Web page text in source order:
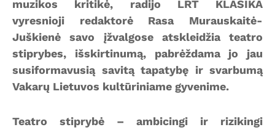
muzikos kritikė, radijo LRT KLASIKA
vyresnioji redaktorė Rasa Murauskaitė-
Juškienė savo įžvalgose atskleidžia teatro
stiprybes, išskirtinumą, pabrėždama jo jau
susiformavusią savitą tapatybę ir svarbumą
Vakarų Lietuvos kultūriniame gyvenime.
Teatro stiprybė – ambicingi ir rizikingi